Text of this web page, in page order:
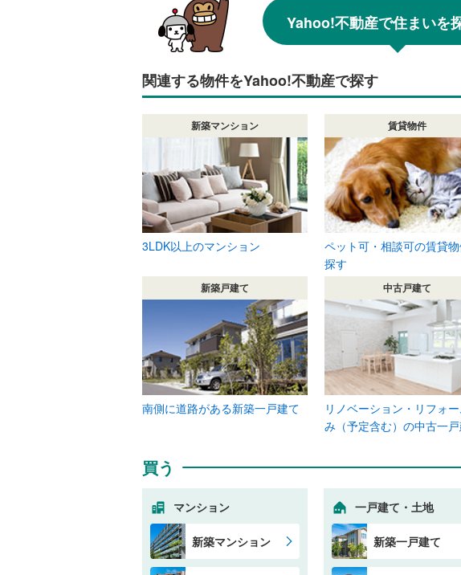
Yahoo!不動産で住まいを
関連する物件をYahoo!不動産で探す
新築マンション
3LDK以上のマンション
賃貸物件
ペット可・相談可の賃貸
探す
新築戸建て
南側に道路がある新築一戸建て
中古戸建て
リノベーション・リフォ
み（予定含む）の中古一
買う
マンション
新築マンション
一戸建て・土地
新築一戸建て